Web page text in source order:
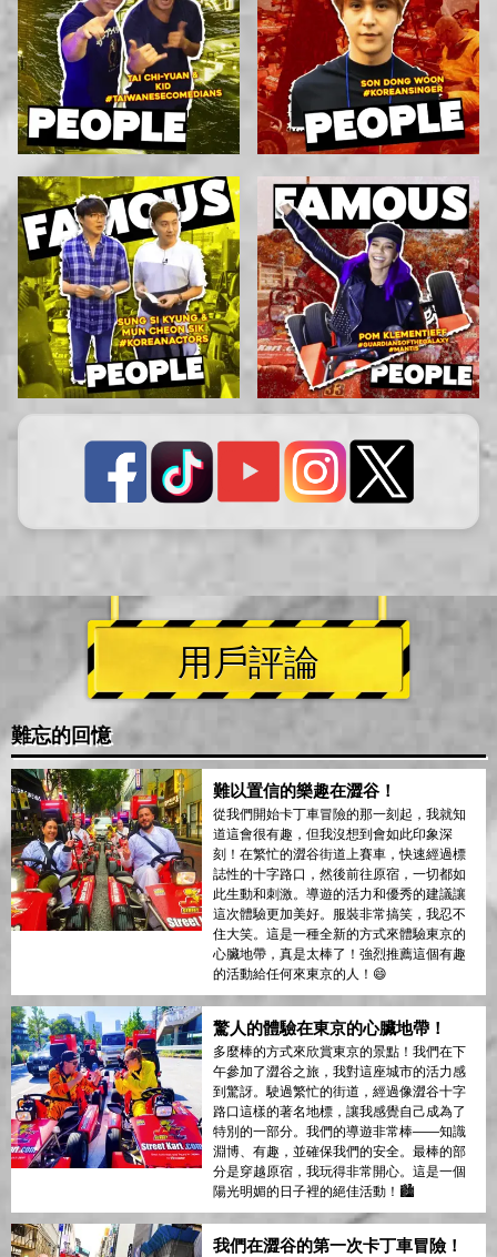
用戶評論
難忘的回憶
難以置信的樂趣在澀谷！
從我們開始卡丁車冒險的那一刻起，我就知
道這會很有趣，但我沒想到會如此印象深
刻！在繁忙的澀谷街道上賽車，快速經過標
誌性的十字路口，然後前往原宿，一切都如
此生動和刺激。導遊的活力和優秀的建議讓
這次體驗更加美好。服裝非常搞笑，我忍不
住大笑。這是一種全新的方式來體驗東京的
心臟地帶，真是太棒了！強烈推薦這個有趣
的活動給任何來東京的人！😄
驚人的體驗在東京的心臟地帶！
多麼棒的方式來欣賞東京的景點！我們在下
午參加了澀谷之旅，我對這座城市的活力感
到驚訝。駛過繁忙的街道，經過像澀谷十字
路口這樣的著名地標，讓我感覺自己成為了
特別的一部分。我們的導遊非常棒——知識
淵博、有趣，並確保我們的安全。最棒的部
分是穿越原宿，我玩得非常開心。這是一個
陽光明媚的日子裡的絕佳活動！🏙️
我們在澀谷的第一次卡丁車冒險！